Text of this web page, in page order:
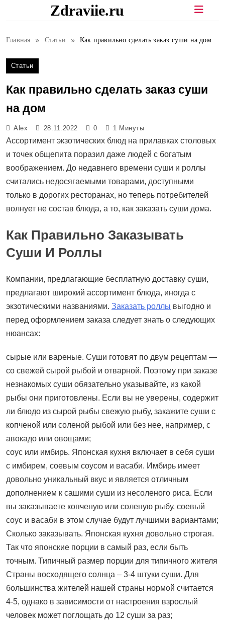
Zdraviie.ru
Главная Статьи Как правильно сделать заказ суши на дом
Статьи
Как правильно сделать заказ суши
на дом
Alex 28.11.2022 0 1 Минуты
Ассортимент экзотических блюд на прилавках столовых
и точек общепита поразил даже людей с богатым
воображением. До недавнего времени суши и роллы
считались недосягаемыми товарами, доступными
только в дорогих ресторанах, но теперь потребителей
волнует не состав блюда, а то, как заказать суши дома.
Как Правильно Заказывать
Суши И Роллы
Компании, предлагающие бесплатную доставку суши,
предлагают широкий ассортимент блюда, иногда с
экзотическими названиями. Заказать роллы выгодно и
перед оформлением заказа следует знать о следующих
нюансах:
сырые или вареные. Суши готовят по двум рецептам —
со свежей сырой рыбой и отварной. Поэтому при заказе
незнакомых суши обязательно указывайте, из какой
рыбы они приготовлены. Если вы не уверены, содержит
ли блюдо из сырой рыбы свежую рыбу, закажите суши с
копченой или соленой рыбой или без нее, например, с
авокадо или овощами;
соус или имбирь. Японская кухня включает в себя суши
с имбирем, соевым соусом и васаби. Имбирь имеет
довольно уникальный вкус и является отличным
дополнением к сашими суши из несоленого риса. Если
вы заказываете копченую или соленую рыбу, соевый
соус и васаби в этом случае будут лучшими вариантами;
Сколько заказывать. Японская кухня довольно строгая.
Так что японские порции в самый раз, если быть
точным. Типичный размер порции для типичного жителя
Страны восходящего солнца – 3-4 штуки суши. Для
большинства жителей нашей страны нормой считается
4-5, однако в зависимости от настроения взрослый
человек может поглощать до 12 суши за раз;